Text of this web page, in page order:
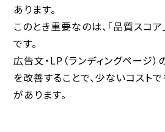
あります。
このとき重要なのは、「品質スコ
です。
広告文・LP（ランディングページ
を改善することで、少ないコスト
があります。